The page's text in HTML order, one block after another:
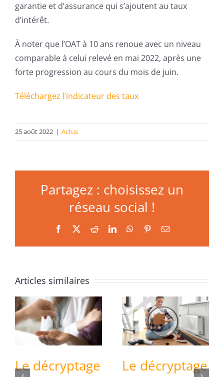
garantie et d’assurance qui s’ajoutent au taux
d’intérêt.
À noter que l’OAT à 10 ans renoue avec un niveau
comparable à celui relevé en mai 2022, après une
forte progression au cours du mois de juin.
Téléchargez l’indicateur des taux
25 août 2022 | Actus
Partagez : choisissez un
réseau social !
Facebook RedditLinkedInWhatsApp
PinterestEmail
Articles similaires
Le décryptage
Le décryptage